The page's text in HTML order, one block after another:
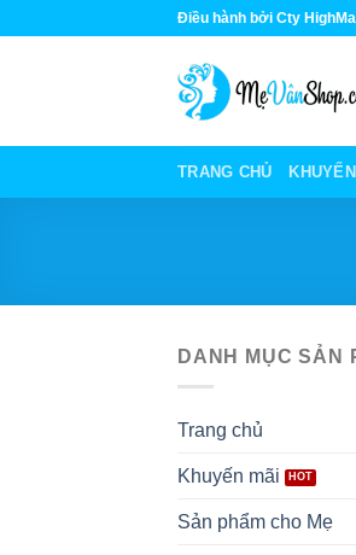
to
Điều hành bởi Cty
TRANG CHỦ
DANH MỤC SẢN
Trang chủ
Khuyến mãi
Sản phẩm cho Mẹ